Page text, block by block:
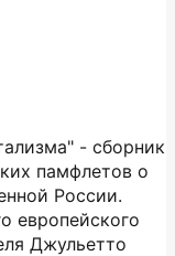
- сборник
памфлетов о
России.
европейского
Джульетто